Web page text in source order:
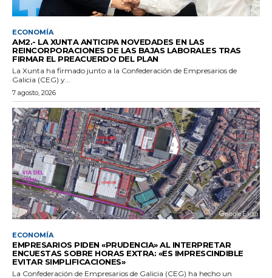
ECONOMÍA
AM2.- LA XUNTA ANTICIPA NOVEDADES EN LAS
REINCORPORACIONES DE LAS BAJAS LABORALES TRAS
FIRMAR EL PREACUERDO DEL PLAN
La Xunta ha firmado junto a la Confederación de Empresarios de
Galicia (CEG) y...
7 agosto, 2026
ECONOMÍA
EMPRESARIOS PIDEN «PRUDENCIA» AL INTERPRETAR
ENCUESTAS SOBRE HORAS EXTRA: «ES IMPRESCINDIBLE
EVITAR SIMPLIFICACIONES»
La Confederación de Empresarios de Galicia (CEG) ha hecho un